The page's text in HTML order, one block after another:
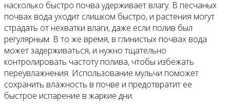
насколько быстро почва удерживает влагу. В песчаных
почвах вода уходит слишком быстро, и растения могут
страдать от нехватки влаги, даже если полив был
регулярным. В то же время, в глинистых почвах вода
может задерживаться, и нужно тщательно
контролировать частоту полива, чтобы избежать
переувлажнения. Использование мульчи поможет
сохранить влажность в почве и предотвратит ее
быстрое испарение в жаркие дни.